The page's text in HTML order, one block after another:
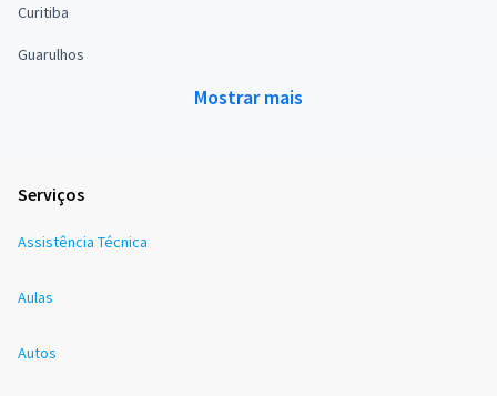
Curitiba
Guarulhos
Mostrar mais
Serviços
Assistência Técnica
Aulas
Autos